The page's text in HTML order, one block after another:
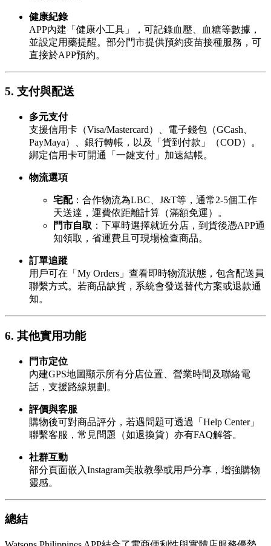
健康紀錄
APP內建「健康小工具」，可記錄血壓、血糖等數據，
並設定用藥提醒。部分門市提供預約疫苗接種服務，可
直接於APP預約。
5. 支付與配送
多元支付
支援信用卡（Visa/Mastercard）、電子錢包（GCash、
PayMaya）、銀行轉帳，以及「貨到付款」（COD）。
綁定信用卡可開通「一鍵支付」加速結帳。
物流選項
宅配：合作物流為LBC、J&T等，通常2-5個工作
天送達，運費依距離計算（滿額免運）。
門市自取 ：下單時選擇就近分店，到貨後憑APP通
知領取，省運費且可現場檢查商品。
訂單追蹤
用戶可在「My Orders」查看即時物流狀態，包含配送員
聯繫方式。若商品缺貨，系統會發送替代方案或退款通
知。
6. 其他實用功能
門市定位
內建GPS地圖顯示所有分店位置、營業時間及聯絡電
話，支援路線規劃。
評價與客服
購物後可對商品評分，若遇問題可透過「Help Center」
聯繫客服，常見問題（如退換貨）亦有FAQ解答。
社群互動
部分頁面嵌入Instagram美妝教學或用戶分享，增強購物
靈感。
總結